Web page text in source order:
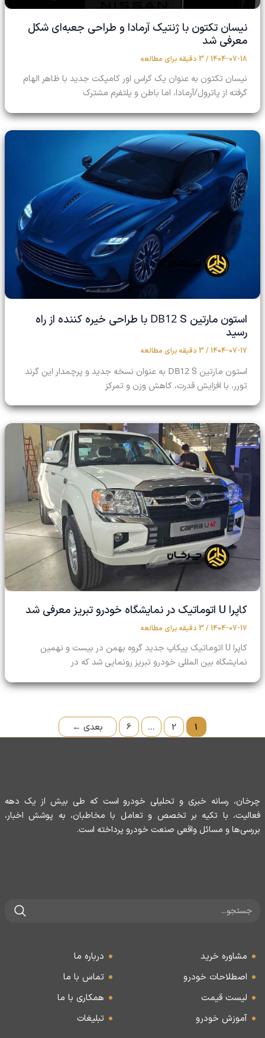
نیسان تکتون با ژنتیک آرمادا و طراحی جعبه‌ای شکل
معرفی شد
1404-07-18
/ 3 دقیقه برای مطالعه
نیسان تکتون به عنوان یک کراس اور کامپکت جدید با ظاهر الهام
گرفته از پاترول/آرمادا، اما باطن و پلتفرم مشترک
استون مارتین DB12 S با طراحی خیره کننده از راه
رسید
1404-07-17
/ 3 دقیقه برای مطالعه
استون مارتین DB12 S به عنوان نسخه جدید و پرچمدار این گرند
تورر، با افزایش قدرت، کاهش وزن و تمرکز
کاپرا U اتوماتیک در نمایشگاه خودرو تبریز معرفی شد
1404-07-17
/ 3 دقیقه برای مطالعه
کاپرا U اتوماتیک پیکاپ جدید گروه بهمن در بیست و نهمین
نمایشگاه بین المللی خودرو تبریز رونمایی شد که در
1
2
…
6 بعدی ←
چرخان، رسانه خبری و تحلیلی خودرو است که طی بیش از یک دهه
فعالیت، با تکیه بر تخصص و تعامل با مخاطبان، به پوشش اخبار،
بررسی‌ها و مسائل واقعی صنعت خودرو پرداخته است.
مشاوره خرید
اصطلاحات خودرو
لیست قیمت
آموزش خودرو
درباره ما
تماس با ما
همکاری با ما
تبلیغات